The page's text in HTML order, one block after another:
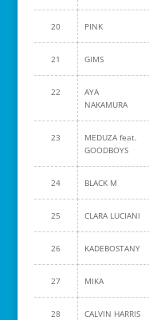
20 PINK
21 GIMS
22
AYA
NAKAMURA
23
MEDUZA feat.
GOODBOYS
24 BLACK M
25 CLARA LUCIANI
26 KADEBOSTANY
27 MIKA
28
CALVIN HARRIS